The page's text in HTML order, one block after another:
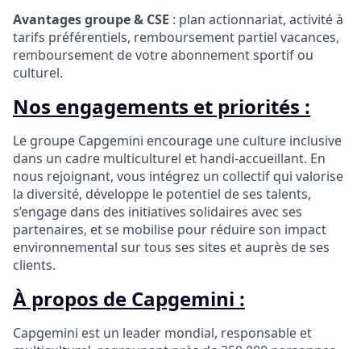
Avantages groupe & CSE : plan actionnariat, activité à
tarifs préférentiels, remboursement partiel vacances,
remboursement de votre abonnement sportif ou
culturel.
Nos engagements et priorités :
Le groupe Capgemini encourage une culture inclusive
dans un cadre multiculturel et handi-accueillant. En
nous rejoignant, vous intégrez un collectif qui valorise
la diversité, développe le potentiel de ses talents,
s’engage dans des initiatives solidaires avec ses
partenaires, et se mobilise pour réduire son impact
environnemental sur tous ses sites et auprès de ses
clients.
À propos de Capgemini :
Capgemini est un leader mondial, responsable et